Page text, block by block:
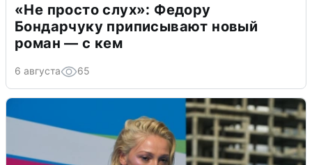
«Не просто слух»: Федору
Бондарчуку приписывают новый
роман — с кем
6 августа 65